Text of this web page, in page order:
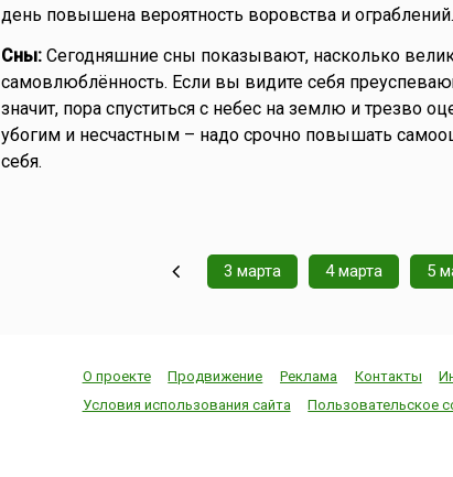
день повышена вероятность воровства и ограблений.
Сны:Сегодняшние сны показывают, насколько
самовлюблённость. Если вы видите себя
значит, пора спуститься с небес на землю и трезво
убогим и несчастным – надо срочно повышать
себя.
3 марта 4 марта 5
О проекте Продвижение Реклама Контакты
Условия использования сайта
Пользовательское